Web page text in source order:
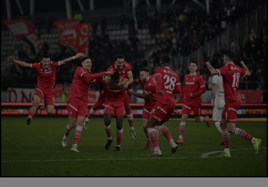
Auto
Rugby
Ciclism
Alte sporturi
JO 2024
JO 2026